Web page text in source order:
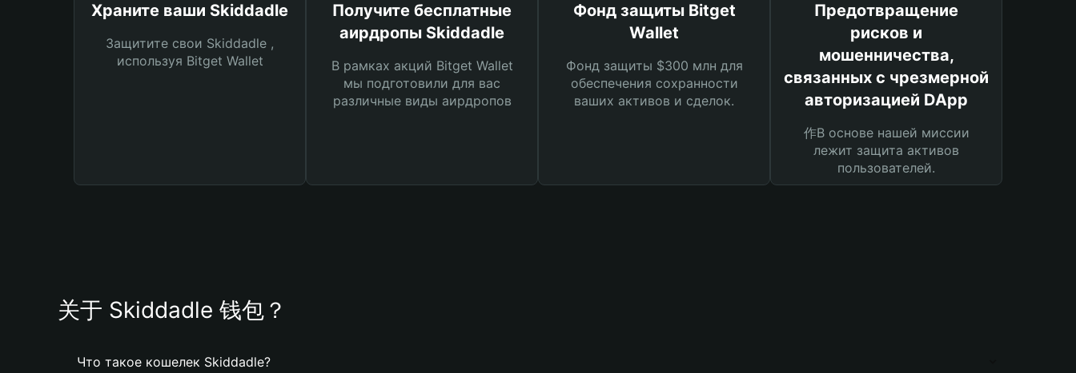
Храните ваши Skiddadle
Защитите свои Skiddadle ,
используя Bitget Wallet
Получите бесплатные
аирдропы Skiddadle
В рамках акций Bitget Wallet
мы подготовили для вас
различные виды аирдропов
Фонд защиты Bitget
Wallet
Фонд защиты $300 млн для
обеспечения сохранности
ваших активов и сделок.
Предотвращение
рисков и
мошенничества,
связанных с чрезмерной
авторизацией DApp
作В основе нашей миссии
лежит защита активов
пользователей.
关于 Skiddadle 钱包？
Что такое кошелек Skiddadle?